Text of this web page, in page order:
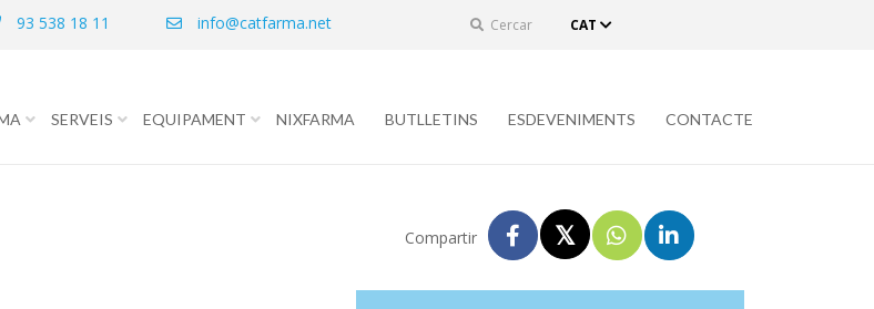
93 538 18 11 info@catfarma.net Cercar CAT
SERVEIS EQUIPAMENT NIXFARMA BUTLLETINS ESDEVENIMENTS CONTACTE
Compartir